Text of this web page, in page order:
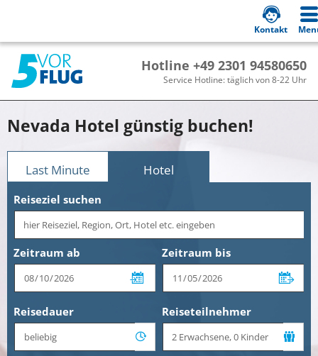
Hotline +49 2301 94580650
Service Hotline: täglich von 8-22 Uhr
Kontakt
Nevada Hotel günstig buchen!
Last Minute Hotel
Reiseziel suchen
Zeitraum ab Zeitraum bis
Reisedauer Reiseteilnehmer